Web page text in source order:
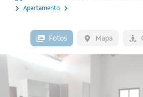
Apartamento
Fotos Mapa